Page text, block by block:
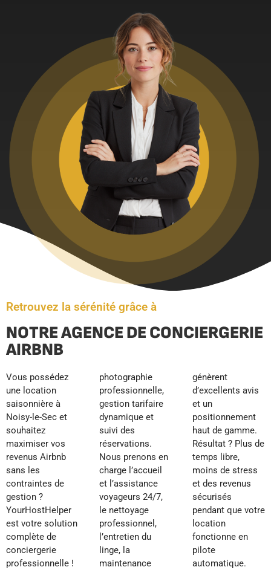
Retrouvez la sérénité grâce à
NOTRE AGENCE DE CONCIERGERIE
AIRBNB
Vous possédez
une location
saisonnière à
Noisy-le-Sec et
souhaitez
maximiser vos
revenus Airbnb
sans les
contraintes de
gestion ?
YourHostHelper
est votre solution
complète de
conciergerie
professionnelle !
photographie
professionnelle,
gestion tarifaire
dynamique et
suivi des
réservations.
Nous prenons en
charge l’accueil
et l’assistance
voyageurs 24/7,
le nettoyage
professionnel,
l’entretien du
linge, la
maintenance
génèrent
d’excellents avis
et un
positionnement
haut de gamme.
Résultat ? Plus de
temps libre,
moins de stress
et des revenus
sécurisés
pendant que votre
location
fonctionne en
pilote
automatique.